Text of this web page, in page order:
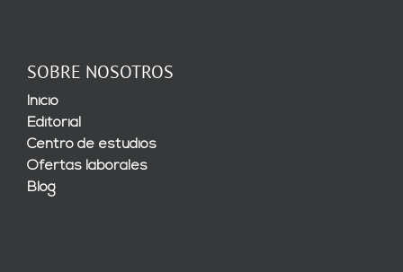
SOBRE NOSOTROS
Inicio
Editorial
Centro de estudios
Ofertas laborales
Blog